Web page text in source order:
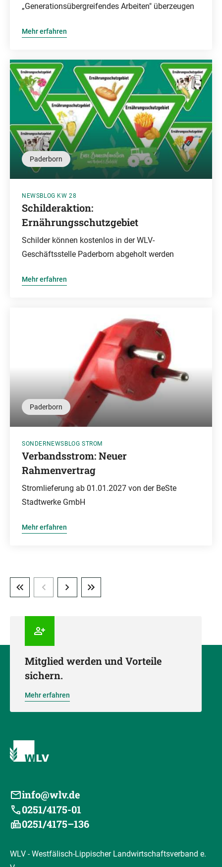
„Generationsübergreifendes Arbeiten" überzeugen
Mehr erfahren
Paderborn
NEWSBLOG KW 28
Schilderaktion:
Ernährungsschutzgebiet
Schilder können kostenlos in der WLV-
Geschäftsstelle Paderborn abgeholt werden
Mehr erfahren
Paderborn
SONDERNEWSBLOG STROM
Verbandsstrom: Neuer
Rahmenvertrag
Stromlieferung ab 01.01.2027 von der BeSte
Stadtwerke GmbH
Mehr erfahren
Mitglied werden und Vorteile
sichern.
Mehr erfahren
info@wlv.de
0251/4175-01
0251/4175–136
WLV - Westfälisch-Lippischer Landwirtschaftsverband e.